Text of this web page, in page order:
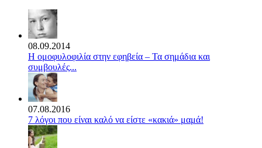
08.09.2014
Η ομοφυλοφιλία στην εφηβεία – Τα σημάδια και
συμβουλές...
07.08.2016
7 λόγοι που είναι καλό να είστε «κακιά» μαμά!